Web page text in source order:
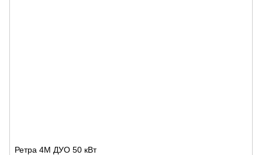
Ретра 4М ДУО 50 кВт